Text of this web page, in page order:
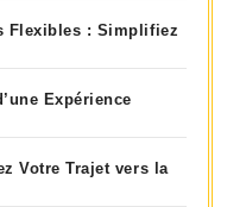
Flexibles : Simplifiez
Expérience
Votre Trajet vers la